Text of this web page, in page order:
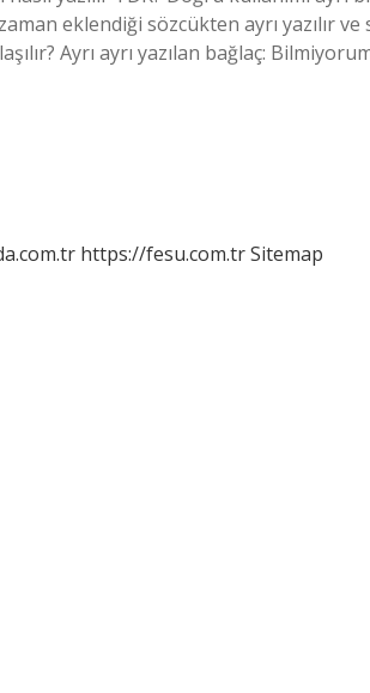
eklendiği sözcükten ayrı yazılır
Ayrı ayrı yazılan bağlaç:
https://fesu.com.trSitemap